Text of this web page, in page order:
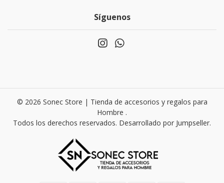
Síguenos
© 2026 Sonec Store | Tienda de accesorios y regalos para
Hombre .
Todos los derechos reservados. Desarrollado por Jumpseller.